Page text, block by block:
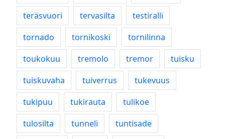
teräsvuori
tervasilta
testiralli
tornado
tornikoski
tornilinna
toukokuu
tremolo tremor
tuisku
tuiskuvaha
tuiverrus
tukevuus
tukipuu
tukirauta
tulikoe
tulosilta
tunneli
tuntisade